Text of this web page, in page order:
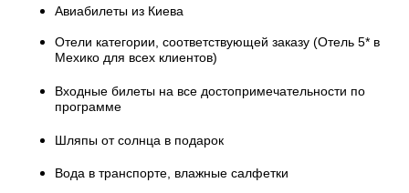
Авиабилеты из Киева
Отели категории, соответствующей заказу (Отель 5* в
Мехико для всех клиентов)
Входные билеты на все достопримечательности по
программе
Шляпы от солнца в подарок
Вода в транспорте, влажные салфетки